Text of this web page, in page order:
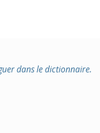
dans le dictionnaire.